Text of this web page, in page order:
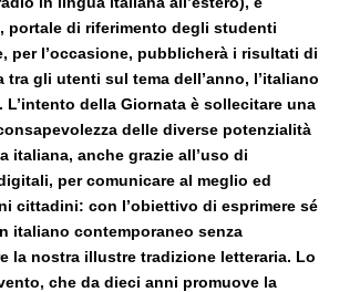
testo
, portale di riferimento degli studenti
per l’occasione, pubblicherà i risultati di
tra gli utenti sul tema dell’anno, l’italiano
L’intento della Giornata è sollecitare una
delle diverse potenzialità
italiana, anche grazie all’uso di
per comunicare al meglio ed
cittadini: con l’obiettivo di esprimere sé
italiano contemporaneo senza
la nostra illustre tradizione letteraria. Lo
che da dieci anni promuove la